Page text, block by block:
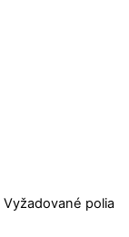
Vyžadované polia